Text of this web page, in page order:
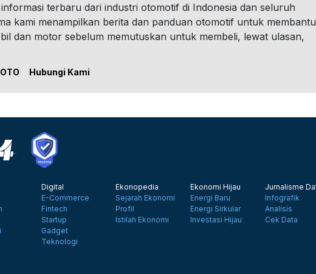
terbaru dari industri otomotif di Indonesia dan seluruh
kami menampilkan berita dan panduan otomotif untuk membantu
dan motor sebelum memutuskan untuk membeli, lewat ulasan,
Hubungi Kami
Digital
E-Commerce
Fintech
Startup
Gadget
Teknologi
Ekonopedia
Sejarah Ekonomi
Profil
Istilah Ekonomi
Ekonomi Hijau
Energi Baru
Energi Sirkular
Investasi Hijau
Jurnalisme
Infografik
Analisis
Cek Data